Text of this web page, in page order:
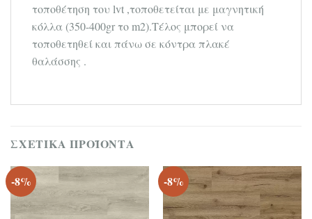
τοποθέτηση του lvt ,τοποθετείται με μαγνητική
κόλλα (350-400gr το m2).Τέλος μπορεί να
τοποθετηθεί και πάνω σε κόντρα πλακέ
θαλάσσης .
ΣΧΕΤΙΚΆ ΠΡΟΪΌΝΤΑ
-8% -8%